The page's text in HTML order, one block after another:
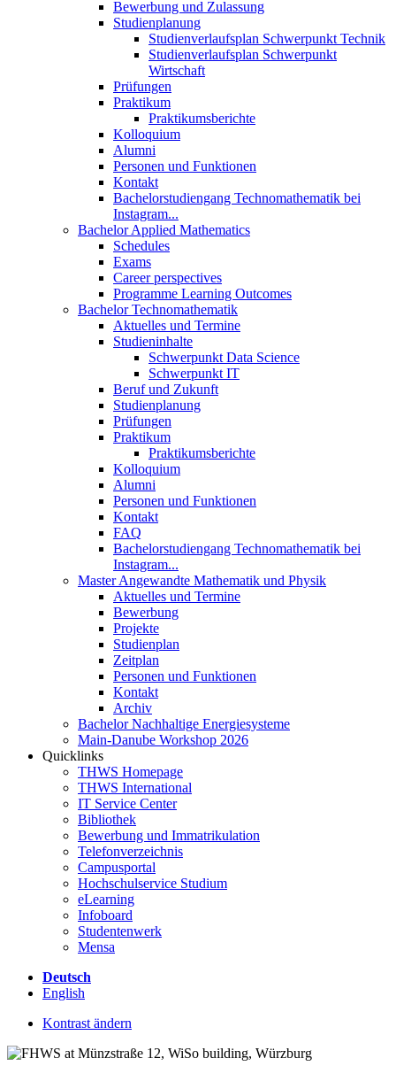
Bewerbung und Zulassung
Studienplanung
Studienverlaufsplan Schwerpunkt Technik
Studienverlaufsplan Schwerpunkt
Wirtschaft
Prüfungen
Praktikum
Praktikumsberichte
Kolloquium
Alumni
Personen und Funktionen
Kontakt
Bachelorstudiengang Technomathematik bei
Instagram...
Bachelor Applied Mathematics
Schedules
Exams
Career perspectives
Programme Learning Outcomes
Bachelor Technomathematik
Aktuelles und Termine
Studieninhalte
Schwerpunkt Data Science
Schwerpunkt IT
Beruf und Zukunft
Studienplanung
Prüfungen
Praktikum
Praktikumsberichte
Kolloquium
Alumni
Personen und Funktionen
Kontakt
FAQ
Bachelorstudiengang Technomathematik bei
Instagram...
Master Angewandte Mathematik und Physik
Aktuelles und Termine
Bewerbung
Projekte
Studienplan
Zeitplan
Personen und Funktionen
Kontakt
Archiv
Bachelor Nachhaltige Energiesysteme
Main-Danube Workshop 2026
Quicklinks
THWS Homepage
THWS International
IT Service Center
Bibliothek
Bewerbung und Immatrikulation
Telefonverzeichnis
Campusportal
Hochschulservice Studium
eLearning
Infoboard
Studentenwerk
Mensa
Deutsch
English
Kontrast ändern